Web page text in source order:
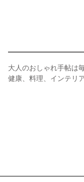
大人のおしゃれ手帖は
健康、料理、インテリ